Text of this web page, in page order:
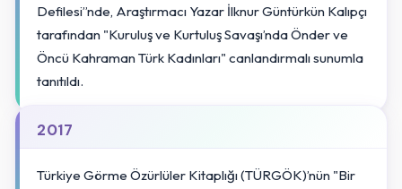
Defilesi”nde, Araştırmacı Yazar İlknur Güntürkün Kalıpçı
tarafından "Kuruluş ve Kurtuluş Savaşı’nda Önder ve
Öncü Kahraman Türk Kadınları" canlandırmalı sunumla
tanıtıldı.
2017
Türkiye Görme Özürlüler Kitaplığı (TÜRGÖK)’nün "Bir